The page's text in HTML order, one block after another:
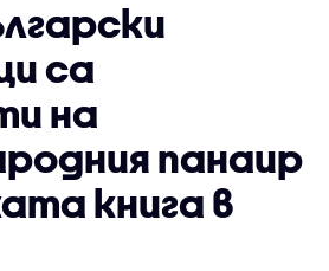
са
на
панаир
книга в